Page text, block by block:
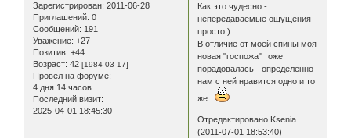
Зарегистрирован: 2011-06-28
Приглашений: 0
Сообщений: 191
Уважение: +27
Позитив: +44
Возраст: 42 [1984-03-17]
Провел на форуме:
4 дня 14 часов
Последний визит:
2025-04-01 18:45:30
Как это чудесно -
непередаваемые ощущения
просто:)
В отличие от моей спины моя
новая "госпожа" тоже
порадовалась - определенно
нам с ней нравится одно и то
же...
Отредактировано Ksenia
(2011-07-01 18:53:40)